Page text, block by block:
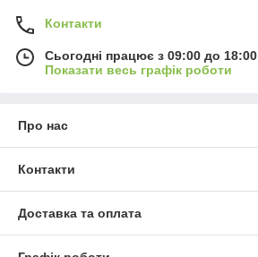
Контакти
Сьогодні працює з 09:00 до 18:00
Показати весь графік роботи
Про нас
Контакти
Доставка та оплата